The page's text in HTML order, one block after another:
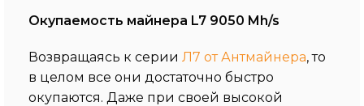
Окупаемость майнера L7 9050 Mh/s
Возвращаясь к серии Л7 от Антмайнера, то
в целом все они достаточно быстро
окупаются. Даже при своей высокой